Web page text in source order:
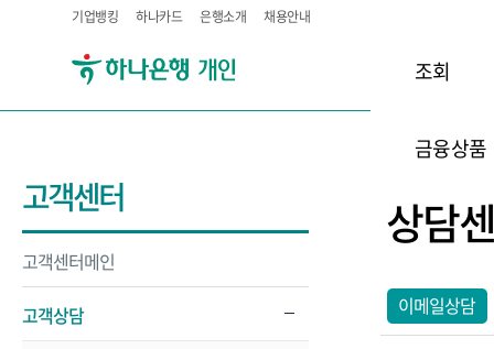
기업뱅킹 하나카드 은행소개 채용안내
조회
금융상품
고객센터
고객센터메인
고객상담
상담
이메일상담